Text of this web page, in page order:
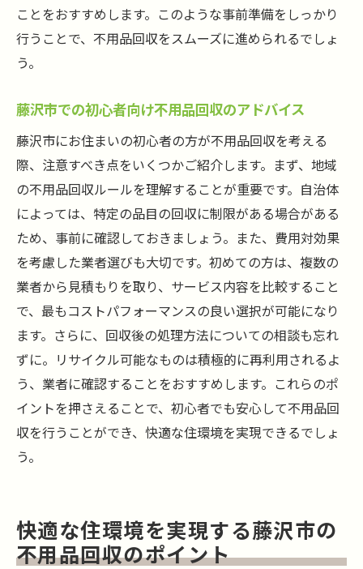
ことをおすすめします。このような事前準備をしっかり
行うことで、不用品回収をスムーズに進められるでしょ
う。
藤沢市での初心者向け不用品回収のアドバイス
藤沢市にお住まいの初心者の方が不用品回収を考える
際、注意すべき点をいくつかご紹介します。まず、地域
の不用品回収ルールを理解することが重要です。自治体
によっては、特定の品目の回収に制限がある場合がある
ため、事前に確認しておきましょう。また、費用対効果
を考慮した業者選びも大切です。初めての方は、複数の
業者から見積もりを取り、サービス内容を比較すること
で、最もコストパフォーマンスの良い選択が可能になり
ます。さらに、回収後の処理方法についての相談も忘れ
ずに。リサイクル可能なものは積極的に再利用されるよ
う、業者に確認することをおすすめします。これらのポ
イントを押さえることで、初心者でも安心して不用品回
収を行うことができ、快適な住環境を実現できるでしょ
う。
快適な住環境を実現する藤沢市の
不用品回収のポイント